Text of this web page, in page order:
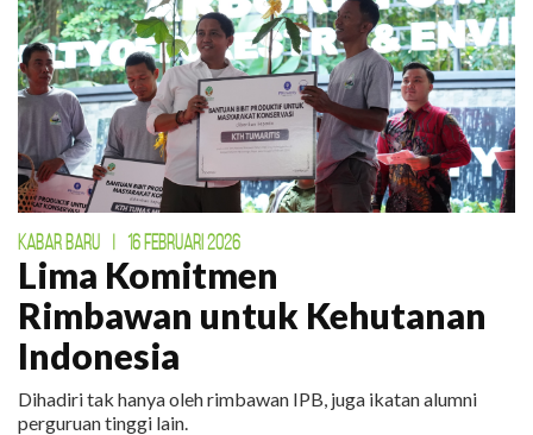
KABAR BARU | 16 FEBRUARI 2026
Lima Komitmen
Rimbawan untuk Kehutanan
Indonesia
Dihadiri tak hanya oleh rimbawan IPB, juga ikatan alumni
perguruan tinggi lain.